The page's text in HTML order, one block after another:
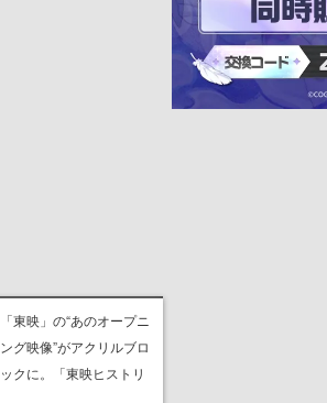
「東映」の“あのオープニ
ング映像”がアクリルブロ
ックに。「東映ヒストリ